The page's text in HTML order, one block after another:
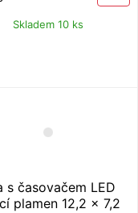
Skladem 10 ks
s časovačem LED
plamen 12,2 x 7,2